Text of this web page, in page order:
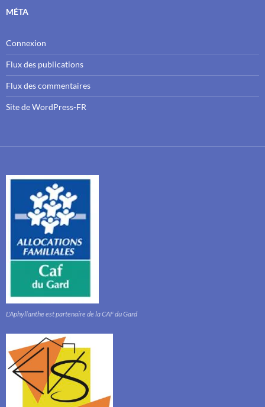
MÉTA
Connexion
Flux des publications
Flux des commentaires
Site de WordPress-FR
L'Aphyllanthe est partenaire de la CAF du Gard